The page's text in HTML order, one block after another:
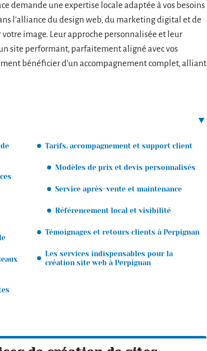
demande une expertise locale adaptée à vos besoins
l’alliance du design web, du marketing digital et de
image. Leur approche personnalisée et leur
site performant, parfaitement aligné avec vos
bénéficier d’un accompagnement complet, alliant
Tarifs, accompagnement et support client
Modèles de prix et devis personnalisés
Service après-vente et maintenance
Référencement local et visibilité
Témoignages et retours clients à Perpignan
Les services indispensables pour la
création site web à Perpignan